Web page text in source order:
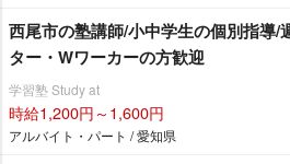
西尾市の塾講師/小中学生の個別指導/
ター・Wワーカーの方歓迎
学習塾 Study at
時給1,200円～1,600円
アルバイト・パート / 愛知県